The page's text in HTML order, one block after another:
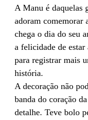
A Manu é daquelas
adoram comemorar
chega o dia do seu
a felicidade de
para registrar mais
história.
A decoração não
banda do coração
detalhe. Teve bolo